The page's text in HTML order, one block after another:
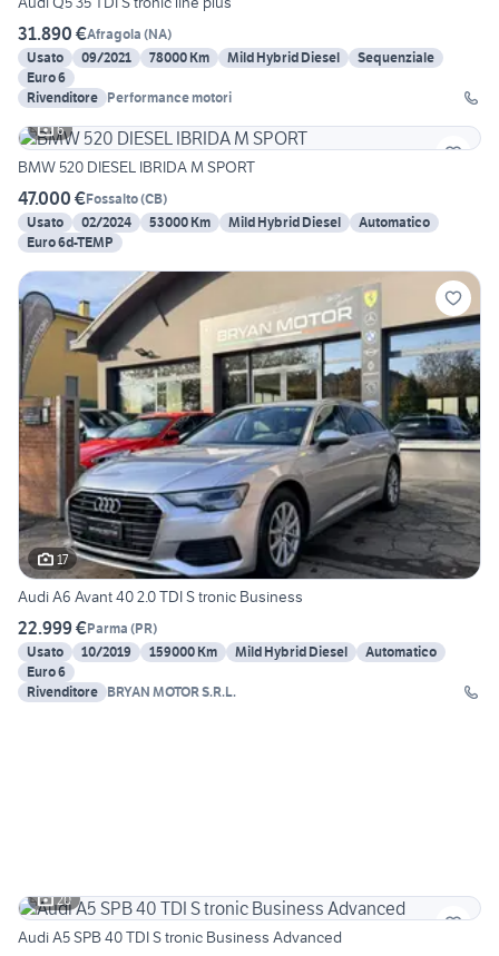
31.890 €Afragola (NA)
Usato
09/2021 78000 Km Mild Hybrid Diesel
Sequenziale
Euro 6
Rivenditore Performance motori
6
BMW 520 DIESEL IBRIDA M SPORT
47.000 €Fossalto(CB)
Usato
02/2024 53000 Km Mild Hybrid Diesel
Automatico
Euro 6d-TEMP
17
Audi A6 Avant 40 2.0 TDI S tronic Business
22.999 €Parma (PR)
Usato
10/2019 159000 Km Mild Hybrid Diesel
Automatico
Euro 6
Rivenditore BRYAN MOTOR S.R.L.
20
Audi A5 SPB 40 TDI S tronic Business Advanced